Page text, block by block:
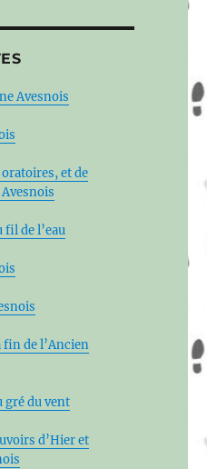
Avesnois
et de
de l’eau
fin de l’Ancien
gré du vent
d’Hier et